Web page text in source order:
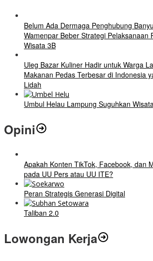
Belum Ada Dermaga Penghubung
Wamenpar Beber Strategi Pelaksanaan
Wisata 3B
Uleg Bazar Kuliner Hadir untuk Warga
Makanan Pedas Terbesar di Indonesia
Lidah
Umbul Helau Lampung Suguhkan
Opini
Apakah Konten TikTok, Facebook, dan
pada UU Pers atau UU ITE?
Peran Strategis Generasi Digital
Taliban 2.0
Lowongan Kerja